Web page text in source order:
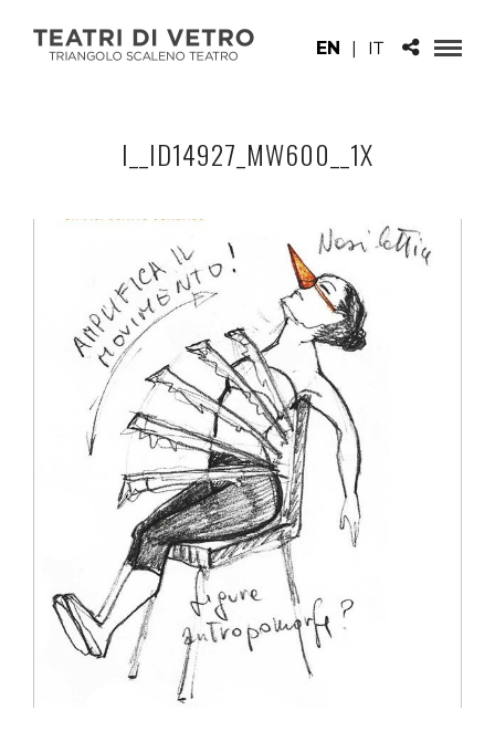
EN | IT
I__ID14927_MW600__1X